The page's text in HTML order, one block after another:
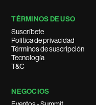
TÉRMINOS DE USO
Suscríbete
Política de privacidad
Términos de suscripción
Tecnología
T&C
NEGOCIOS